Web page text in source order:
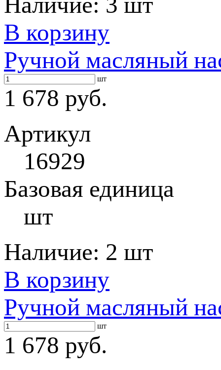
В корзину
Ручной масляный
шт
1 678 руб.
Артикул
16929
Базовая единица
шт
Наличие: 2 шт
В корзину
Ручной масляный
шт
1 678 руб.